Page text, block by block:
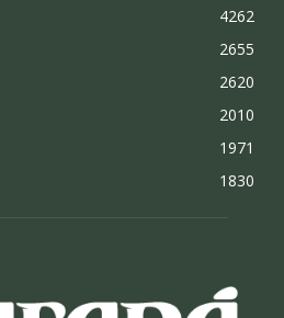
4262
2655
2620
2010
1971
1830